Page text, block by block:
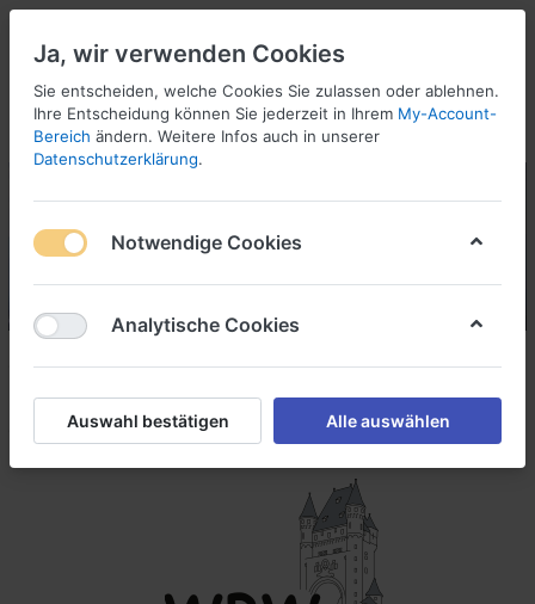
WormserBauen und
Wohnen GmbH
Ja, wir verwenden Cookies
Sie entscheiden, welche Cookies Sie zulassen oder ablehnen.
Ihre Entscheidung können Sie jederzeit in Ihrem My-Account-
Bereich ändern. Weitere Infos auch in unserer
Datenschutzerklärung.
Notwendige Cookies
Analytische Cookies
Auswahl bestätigen Alle auswählen